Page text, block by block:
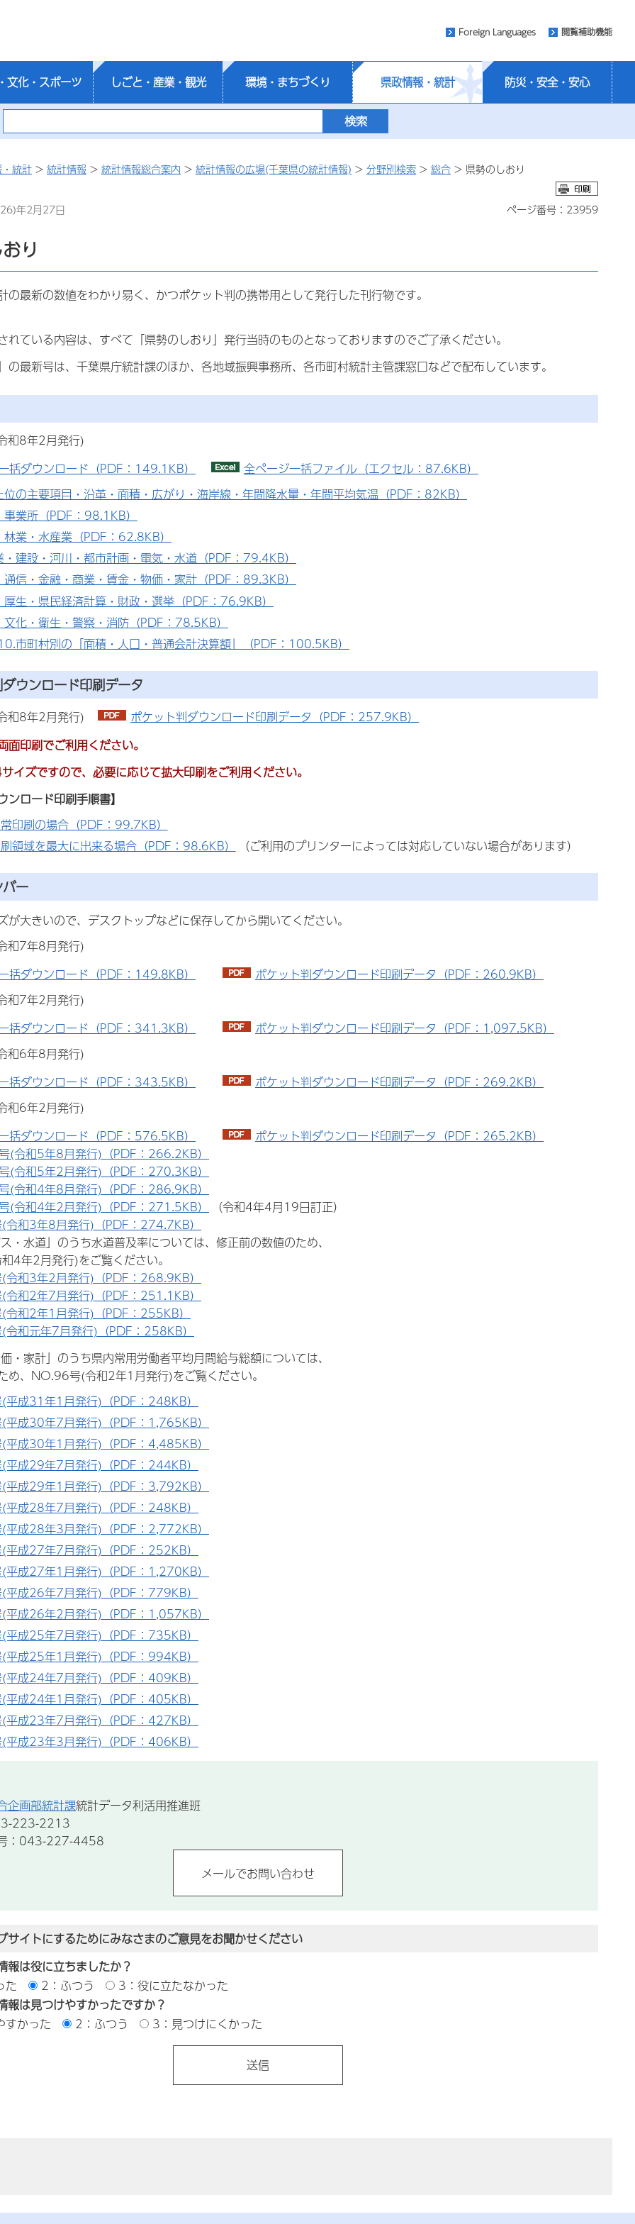
Foreign Languages 閲覧補助機能
文化・スポーツ しごと・産業・観光 環境・まちづくり 県政情報・統計 防災・安全・安心
統計 > 統計情報 > 統計情報総合案内 > 統計情報の広場(千葉県の統計情報) > 分野別検索 > 総合 > 県勢のしおり
年2月27日 ページ番号：23959
り
の最新の数値をわかり易く、かつポケット判の携帯用として発行した刊行物です。
れている内容は、すべて「県勢のしおり」発行当時のものとなっておりますのでご了承ください。
の最新号は、千葉県庁統計課のほか、各地域振興事務所、各市町村統計主管課窓口などで配布しています。
和8年2月発行)
括ダウンロード（PDF：149.1KB）
全ページ一括ファイル（エクセル：87.6KB）
の主要項目・沿革・面積・広がり・海岸線・年間降水量・年間平均気温（PDF：82KB）
業所（PDF：98.1KB）
業・水産業（PDF：62.8KB）
建設・河川・都市計画・電気・水道（PDF：79.4KB）
信・金融・商業・賃金・物価・家計（PDF：89.3KB）
生・県民経済計算・財政・選挙（PDF：76.9KB）
化・衛生・警察・消防（PDF：78.5KB）
市町村別の「面積・人口・普通会計決算額」（PDF：100.5KB）
ウンロード印刷データ
和8年2月発行)
ポケット判ダウンロード印刷データ（PDF：257.9KB）
印刷でご利用ください。
イズですので、必要に応じて拡大印刷をご利用ください。
ンロード印刷手順書】
印刷の場合（PDF：99.7KB）
領域を最大に出来る場合（PDF：98.6KB）
（ご利用のプリンターによっては対応していない場合があります）
ー
大きいので、デスクトップなどに保存してから開いてください。
和7年8月発行)
括ダウンロード（PDF：149.8KB）
ポケット判ダウンロード印刷データ（PDF：260.9KB）
和7年2月発行)
括ダウンロード（PDF：341.3KB）
ポケット判ダウンロード印刷データ（PDF：1,097.5KB）
和6年8月発行)
括ダウンロード（PDF：343.5KB）
ポケット判ダウンロード印刷データ（PDF：269.2KB）
和6年2月発行)
括ダウンロード（PDF：576.5KB）
ポケット判ダウンロード印刷データ（PDF：265.2KB）
(令和5年8月発行)（PDF：266.2KB）
(令和5年2月発行)（PDF：270.3KB）
(令和4年8月発行)（PDF：286.9KB）
(令和4年2月発行)（PDF：271.5KB）
（令和4年4月19日訂正）
和3年8月発行)（PDF：274.7KB）
・水道」のうち水道普及率については、修正前の数値のため、
年2月発行)をご覧ください。
和3年2月発行)（PDF：268.9KB）
和2年7月発行)（PDF：251.1KB）
和2年1月発行)（PDF：255KB）
和元年7月発行)（PDF：258KB）
・家計」のうち県内常用労働者平均月間給与総額については、
め、NO.96号(令和2年1月発行)をご覧ください。
成31年1月発行)（PDF：248KB）
成30年7月発行)（PDF：1,765KB）
成30年1月発行)（PDF：4,485KB）
成29年7月発行)（PDF：244KB）
成29年1月発行)（PDF：3,792KB）
成28年7月発行)（PDF：248KB）
成28年3月発行)（PDF：2,772KB）
成27年7月発行)（PDF：252KB）
成27年1月発行)（PDF：1,270KB）
成26年7月発行)（PDF：779KB）
成26年2月発行)（PDF：1,057KB）
成25年7月発行)（PDF：735KB）
成25年1月発行)（PDF：994KB）
成24年7月発行)（PDF：409KB）
成24年1月発行)（PDF：405KB）
成23年7月発行)（PDF：427KB）
成23年3月発行)（PDF：406KB）
企画部統計課統計データ利活用推進班
223-2213
：043-227-4458
サイトにするためにみなさまのご意見をお聞かせください
報は役に立ちましたか？
た
2：ふつう
3：役に立たなかった
報は見つけやすかったですか？
すかった
2：ふつう 3：見つけにくかった